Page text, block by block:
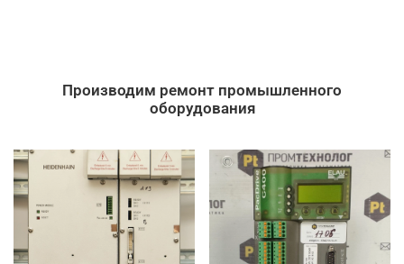
Производим ремонт промышленного
оборудования